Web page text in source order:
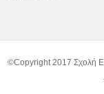
©Copyright 2017 Σχολή